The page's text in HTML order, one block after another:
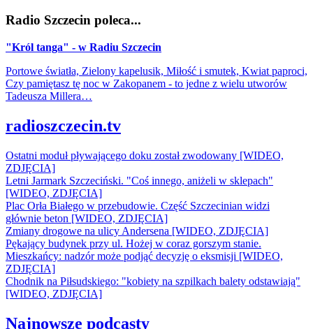
Radio Szczecin poleca...
"Król tanga" - w Radiu Szczecin
Portowe światła, Zielony kapelusik, Miłość i smutek, Kwiat paproci,
Czy pamiętasz tę noc w Zakopanem - to jedne z wielu utworów
Tadeusza Millera…
radioszczecin.tv
Ostatni moduł pływającego doku został zwodowany [WIDEO,
ZDJĘCIA]
Letni Jarmark Szczeciński. "Coś innego, aniżeli w sklepach"
[WIDEO, ZDJĘCIA]
Plac Orła Białego w przebudowie. Część Szczecinian widzi
głównie beton [WIDEO, ZDJĘCIA]
Zmiany drogowe na ulicy Andersena [WIDEO, ZDJĘCIA]
Pękający budynek przy ul. Hożej w coraz gorszym stanie.
Mieszkańcy: nadzór może podjąć decyzję o eksmisji [WIDEO,
ZDJĘCIA]
Chodnik na Piłsudskiego: "kobiety na szpilkach balety odstawiają"
[WIDEO, ZDJĘCIA]
Najnowsze podcasty